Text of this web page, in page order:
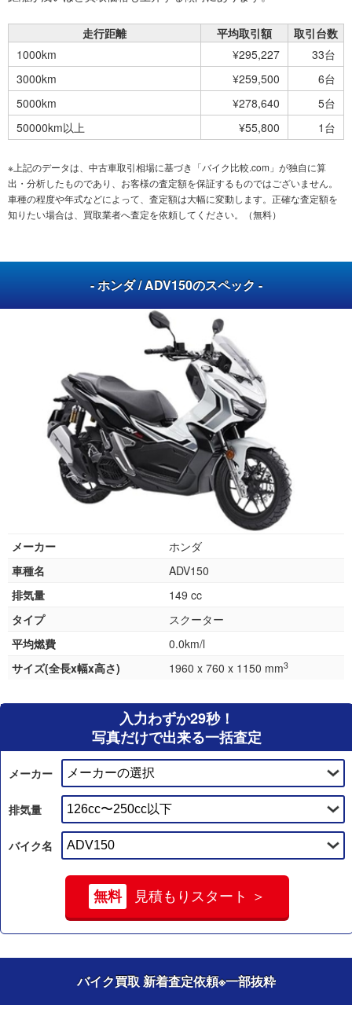
走行距離 平均取引額
取引台数
1000km
¥295,227
33台
3000km
¥259,500
6台
5000km
¥278,640
5台
50000km以上
¥55,800 1台
※上記のデータは、中古車取引相場に基づき「バイク比較.com」が独自に算
出・分析したものであり、お客様の査定額を保証するものではございません。
車種の程度や年式などによって、査定額は大幅に変動します。正確な査定額を
知りたい場合は、買取業者へ査定を依頼してください。（無料）
- ホンダ / ADV150のスペック -
メーカー
ホンダ
車種名
ADV150
排気量
149 cc
タイプ
スクーター
平均燃費
0.0km/l
サイズ(全長x幅x高さ)
1960 x 760 x 1150 mm3
入力わずか29秒！
写真だけで出来る一括査定
メーカー
排気量
バイク名
無料 見積もりスタート ＞
バイク買取 新着査定依頼※一部抜粋